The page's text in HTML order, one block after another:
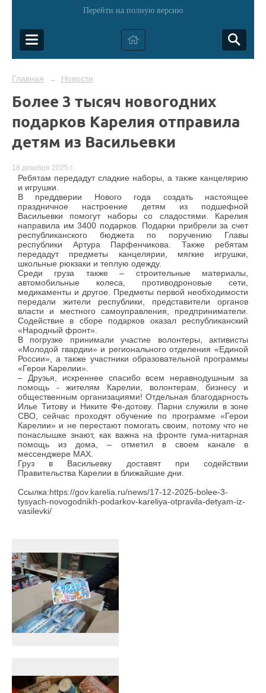
Перейти на полную версию
Главная → Новости
Более 3 тысяч новогодних
подарков Карелия отправила
детям из Васильевки
18 декабря 2025 г.
Ребятам передадут сладкие наборы, а также канцелярию
и игрушки.
В преддверии Нового года создать настоящее
праздничное настроение детям из подшефной
Васильевки помогут наборы со сладостями. Карелия
направила им 3400 подарков. Подарки прибрели за счет
республиканского бюджета по поручению Главы
республики Артура Парфенчикова. Также ребятам
передадут предметы канцелярии, мягкие игрушки,
школьные рюкзаки и теплую одежду.
Среди груза также – строительные материалы,
автомобильные колеса, противодроновые сети,
медикаменты и другое. Предметы первой необходимости
передали жители республики, представители органов
власти и местного самоуправления, предприниматели.
Содействие в сборе подарков оказал республиканский
«Народный фронт».
В погрузке принимали участие волонтеры, активисты
«Молодой гвардии» и регионального отделения «Единой
России», а также участники образовательной программы
«Герои Карелии».
– Друзья, искреннее спасибо всем неравнодушным за
помощь - жителям Карелии, волонтерам, бизнесу и
общественным организациями! Отдельная благодарность
Илье Титову и Никите Фе-дотову. Парни служили в зоне
СВО, сейчас проходят обучение по программе «Герои
Карелии» и не перестают помогать своим, потому что не
понаслышке знают, как важна на фронте гума-нитарная
помощь из дома, – отметил в своем канале в
мессенджере MAX.
Груз в Васильевку доставят при содействии
Правительства Карелии в ближайшие дни.
Ссылка:https://gov.karelia.ru/news/17-12-2025-bolee-3-
tysyach-novogodnikh-podarkov-kareliya-otpravila-detyam-iz-
vasilevki/